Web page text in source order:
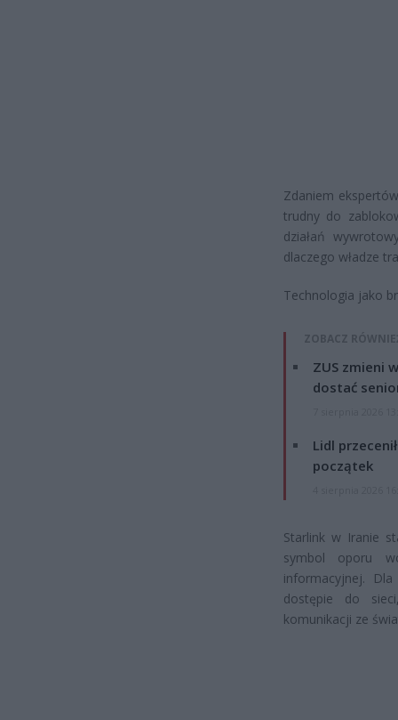
Zdaniem
trudny do
działań
dlaczego władze
Technologia jako
ZOBACZ
ZUS zmieni
dostać
Lidl
początek
Starlink w Iranie
symbol oporu
informacyjnej.
dostępie do
komunikacji ze